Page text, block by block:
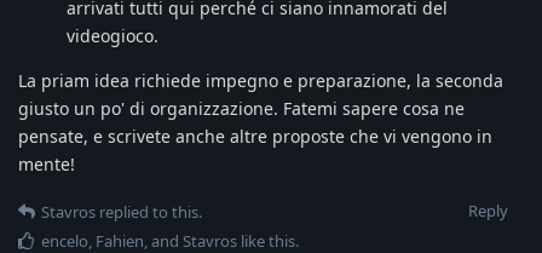
arrivati tutti qui perché ci siano innamorati del
videogioco.
La priam idea richiede impegno e preparazione, la seconda
giusto un po' di organizzazione. Fatemi sapere cosa ne
pensate, e scrivete anche altre proposte che vi vengono in
mente!
Reply
Stavros replied to this.
encelo, Fahien, and Stavros like this.